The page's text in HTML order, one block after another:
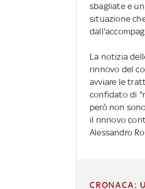
sbagliate e
situazione
La notizia
rinnovo del
avviare le
confidato di
però non
il rinnovo
Alessandro
CRONACA: